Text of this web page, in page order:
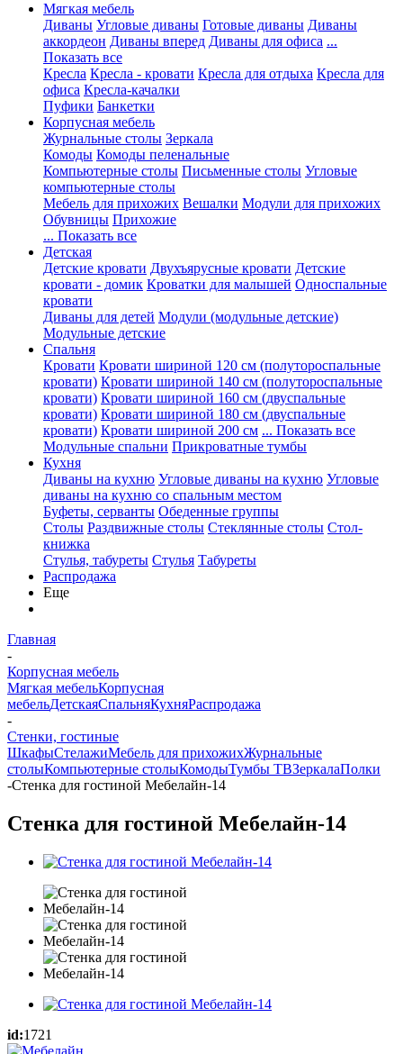
Мягкая мебель
Диваны Угловые диваны Готовые диваны Диваны
аккордеон Диваны вперед Диваны для офиса ...
Показать все
Кресла Кресла - кровати Кресла для отдыха Кресла для
офиса Кресла-качалки
Пуфики Банкетки
Корпусная мебель
Журнальные столы Зеркала
Комоды Комоды пеленальные
Компьютерные столы Письменные столы Угловые
компьютерные столы
Мебель для прихожих Вешалки Модули для прихожих
Обувницы Прихожие
... Показать все
Детская
Детские кровати Двухъярусные кровати Детские
кровати - домик Кроватки для малышей Односпальные
кровати
Диваны для детей Модули (модульные детские)
Модульные детские
Спальня
Кровати Кровати шириной 120 см (полутороспальные
кровати) Кровати шириной 140 см (полутороспальные
кровати) Кровати шириной 160 см (двуспальные
кровати) Кровати шириной 180 см (двуспальные
кровати) Кровати шириной 200 см ... Показать все
Модульные спальни Прикроватные тумбы
Кухня
Диваны на кухню Угловые диваны на кухню Угловые
диваны на кухню со спальным местом
Буфеты, серванты Обеденные группы
Столы Раздвижные столы Стеклянные столы Стол-
книжка
Стулья, табуреты Стулья Табуреты
Распродажа
Еще
Главная
-
Корпусная мебель
Мягкая мебельКорпусная
мебельДетскаяСпальняКухняРаспродажа
-
Стенки, гостиные
ШкафыСтелажиМебель для прихожихЖурнальные
столыКомпьютерные столыКомодыТумбы ТВЗеркалаПолки
-Стенка для гостиной Мебелайн-14
Стенка для гостиной Мебелайн-14
id:1721